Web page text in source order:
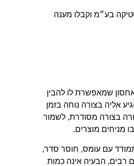
בע״מ וקבלו מענה
שמאפשרת לו להבין
אליה בצורה נוחה בזמן
בצורה מסודרת, לשמור
מניחים מוצרים.
עם עומס, חוסר סדר,
רבים, הבעיה אינה כמות